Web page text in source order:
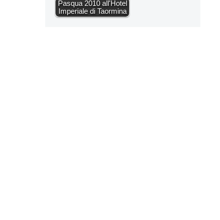
Pasqua 2010 all'Hotel
Imperiale di Taormina